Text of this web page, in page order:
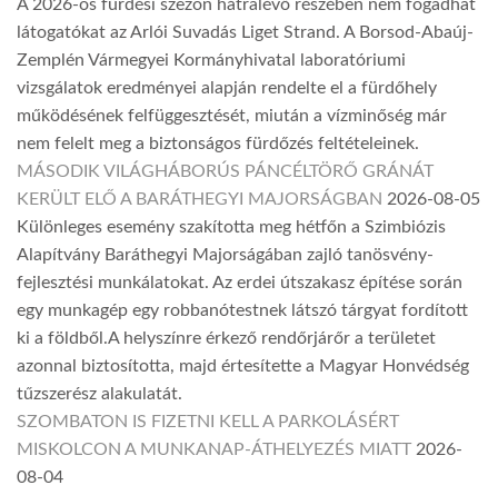
A 2026-os fürdési szezon hátralévő részében nem fogadhat
látogatókat az Arlói Suvadás Liget Strand. A Borsod-Abaúj-
Zemplén Vármegyei Kormányhivatal laboratóriumi
vizsgálatok eredményei alapján rendelte el a fürdőhely
működésének felfüggesztését, miután a vízminőség már
nem felelt meg a biztonságos fürdőzés feltételeinek.
MÁSODIK VILÁGHÁBORÚS PÁNCÉLTÖRŐ GRÁNÁT
KERÜLT ELŐ A BARÁTHEGYI MAJORSÁGBAN 2026-08-05
Különleges esemény szakította meg hétfőn a Szimbiózis
Alapítvány Baráthegyi Majorságában zajló tanösvény-
fejlesztési munkálatokat. Az erdei útszakasz építése során
egy munkagép egy robbanótestnek látszó tárgyat fordított
ki a földből.A helyszínre érkező rendőrjárőr a területet
azonnal biztosította, majd értesítette a Magyar Honvédség
tűzszerész alakulatát.
SZOMBATON IS FIZETNI KELL A PARKOLÁSÉRT
MISKOLCON A MUNKANAP-ÁTHELYEZÉS MIATT 2026-
08-04